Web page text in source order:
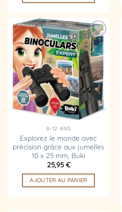
Ajouter
à la
liste
d’envies
8-12 ANS
Explorez le monde avec
précision grâce aux jumelles
10 x 25 mm, Buki
25,95€
AJOUTER AU PANIER